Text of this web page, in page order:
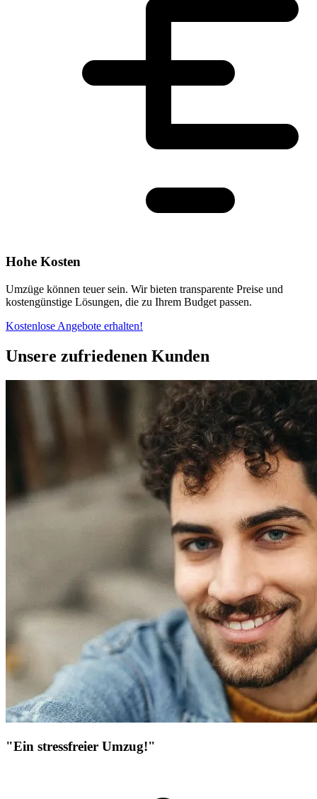
Hohe Kosten
Umzüge können teuer sein. Wir bieten transparente Preise und
kostengünstige Lösungen, die zu Ihrem Budget passen.
Kostenlose Angebote erhalten!
Unsere zufriedenen Kunden
"Ein stressfreier Umzug!"